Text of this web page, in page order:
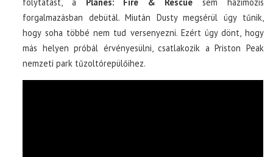
forgalmazásban debütál. Miután Dusty megsérül úgy tűnik,
hogy soha többé nem tud versenyezni. Ezért úgy dönt, hogy
más helyen próbál érvényesülni, csatlakozik a Priston Peak
nemzeti park tűzoltórepülőihez.